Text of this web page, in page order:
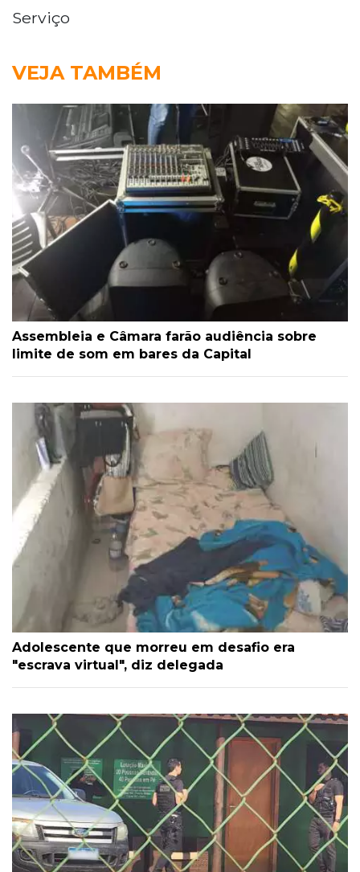
Serviço
VEJA TAMBÉM
Assembleia e Câmara farão audiência sobre
limite de som em bares da Capital
Adolescente que morreu em desafio era
"escrava virtual", diz delegada